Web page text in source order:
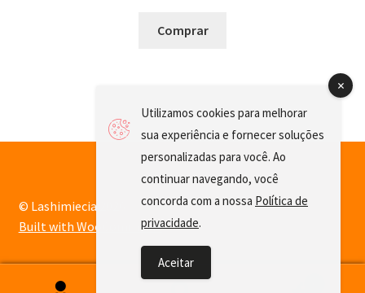
Comprar
© Lashimiecia 2026
Built with WooCommerce.
Utilizamos cookies para melhorar
sua experiência e fornecer soluções
personalizadas para você. Ao
continuar navegando, você
concorda com a nossa Política de
privacidade.
Aceitar